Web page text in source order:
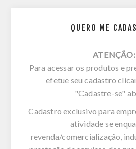
QUERO ME
ATENÇÃO:
Para acessar os produtos e
efetue seu cadastro
"Cadastre-se"
Cadastro exclusivo para
atividade se
revenda/comercialização,